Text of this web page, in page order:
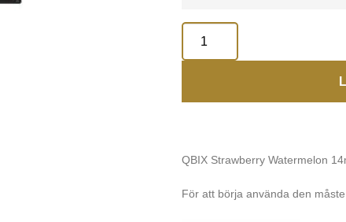
QBIX Strawberry Watermelon
För att börja använda den